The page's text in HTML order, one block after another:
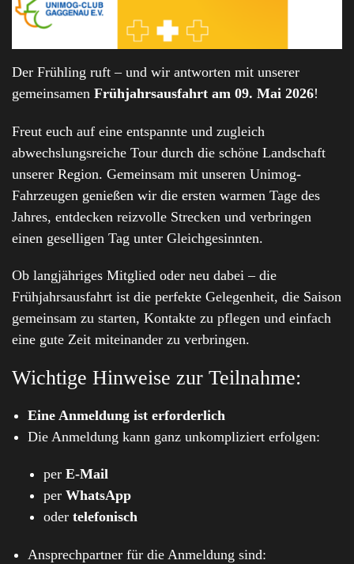
Der Frühling ruft – und wir antworten mit unserer
gemeinsamen Frühjahrsausfahrt am 09. Mai 2026!
Freut euch auf eine entspannte und zugleich
abwechslungsreiche Tour durch die schöne Landschaft
unserer Region. Gemeinsam mit unseren Unimog-
Fahrzeugen genießen wir die ersten warmen Tage des
Jahres, entdecken reizvolle Strecken und verbringen
einen geselligen Tag unter Gleichgesinnten.
Ob langjähriges Mitglied oder neu dabei – die
Frühjahrsausfahrt ist die perfekte Gelegenheit, die Saison
gemeinsam zu starten, Kontakte zu pflegen und einfach
eine gute Zeit miteinander zu verbringen.
Wichtige Hinweise zur Teilnahme:
Eine Anmeldung ist erforderlich
Die Anmeldung kann ganz unkompliziert erfolgen:
per E-Mail
per WhatsApp
oder telefonisch
Ansprechpartner für die Anmeldung sind: